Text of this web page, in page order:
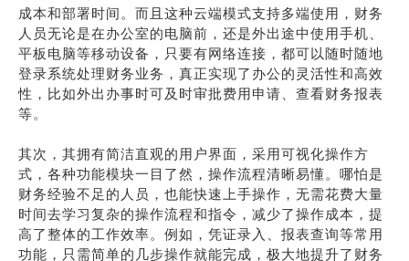
成本和部署时间。而且这种云端模式支持多端使用，财务
人员无论是在办公室的电脑前，还是外出途中使用手机、
平板电脑等移动设备，只要有网络连接，都可以随时随地
登录系统处理财务业务，真正实现了办公的灵活性和高效
性，比如外出办事时可及时审批费用申请、查看财务报表
等。
其次，其拥有简洁直观的用户界面，采用可视化操作方
式，各种功能模块一目了然，操作流程清晰易懂。哪怕是
财务经验不足的人员，也能快速上手操作，无需花费大量
时间去学习复杂的操作流程和指令，减少了操作成本，提
高了整体的工作效率。例如，凭证录入、报表查询等常用
功能，只需简单的几步操作就能完成，极大地提升了财务